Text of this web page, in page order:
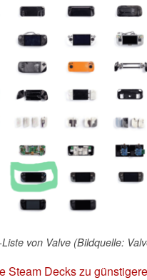
von Valve (Bildquelle:
Steam Decks zu